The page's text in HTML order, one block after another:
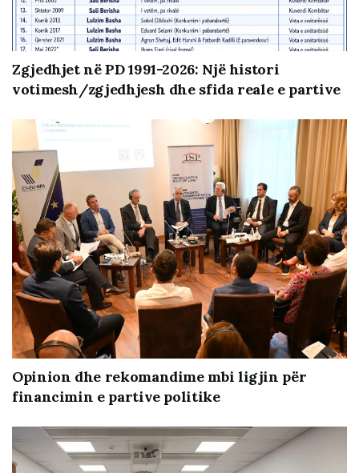
Helsinkit (KSHH) në partneritet me Institutin e
Studimeve Politike (ISP), BIRN Albania dhe Qëndresa
Qytetare (QQ), mbështetur financiarisht nga Ambasada
Britanike.
Zgjedhjet në PD 1991-2026: Një histori
votimesh/zgjedhjesh dhe sfida reale e partive
Opinion dhe rekomandime mbi ligjin për
financimin e partive politike